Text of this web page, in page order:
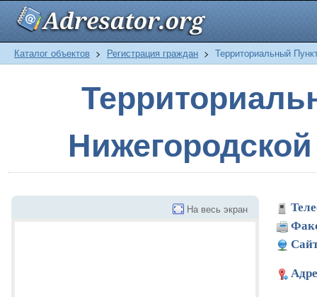
Каталог объектов > Регистрация граждан > Территориальный
На весь экран